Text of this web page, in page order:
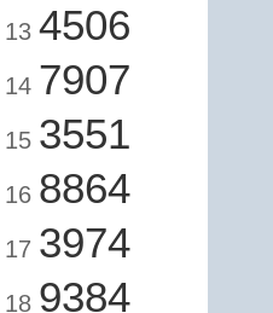
13 4506
14 7907
15 3551
16 8864
17 3974
18 9384